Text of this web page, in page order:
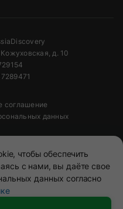
тур
д. 10
соглашение
данных
указанием активной
чтобы обеспечить
с нами, вы даёте свое
данных согласно